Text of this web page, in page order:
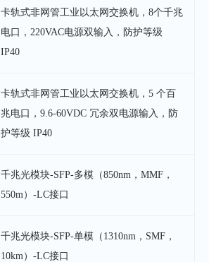
卡轨式非网管工业以太网交换机，8个千兆
电口，220VAC电源双输入，防护等级
IP40
卡轨式非网管工业以太网交换机，5 个百
兆电口，9.6-60VDC 冗余双电源输入，防
护等级 IP40
千兆光模块-SFP-多模（850nm，MMF，
550m）-LC接口
千兆光模块-SFP-单模（1310nm，SMF，
10km）-LC接口